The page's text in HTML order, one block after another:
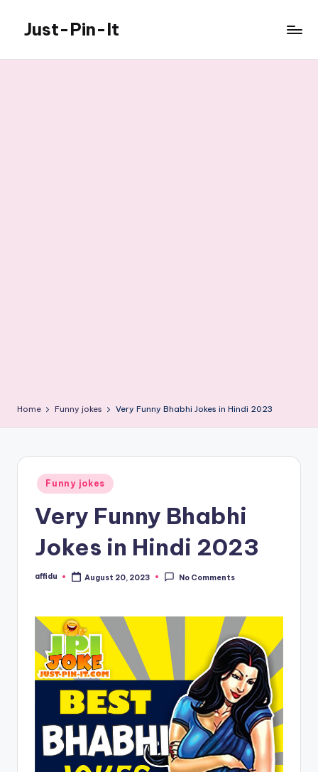
content
Just-Pin-It
Home Funny jokes Very Funny Bhabhi Jokes in Hindi 2023
Posted
in
Funny jokes
Very Funny Bhabhi
Jokes in Hindi 2023
Posted
affidu August 20, 2023 No Comments